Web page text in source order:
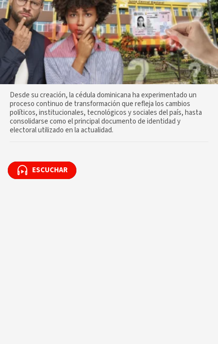
Desde su creación, la cédula dominicana ha experimentado un
proceso continuo de transformación que refleja los cambios
políticos, institucionales, tecnológicos y sociales del país, hasta
consolidarse como el principal documento de identidad y
electoral utilizado en la actualidad.
ESCUCHAR
ESCUCHAR